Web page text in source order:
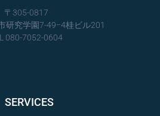
〒305-0817
研究学園7-49−4桂ビル201
080-7052-0604
SERVICES